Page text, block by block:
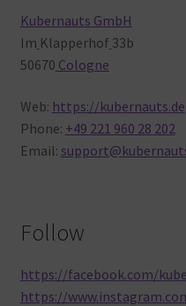
Kubernauts GmbH
Im Klapperhof 33b
50670 Cologne
Web: https://kubernauts.de
Phone: +49 221 960 28 202
Email:
Follow
https://facebook.com/
https://